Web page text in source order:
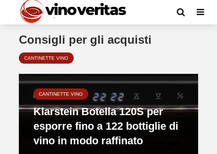
Consigli per gli acquisti
CANTINETTE VINO
CANTINETTE VINO
Klarstein Botella 120S per
esporre fino a 122 bottiglie di
vino in modo raffinato